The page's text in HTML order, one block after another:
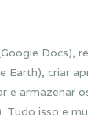
Docs),
Earth), criar
e armazenar
Tudo isso e